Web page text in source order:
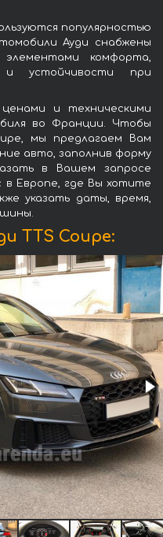
популярностью
Ауди снабжены
элементами комфорта,
и устойчивости при
и техническими
во Франции. Чтобы
мы предлагаем Вам
авто, заполнив форму
в Вашем запросе
в Европе, где Вы хотите
указать даты, время,
TTS Coupe: